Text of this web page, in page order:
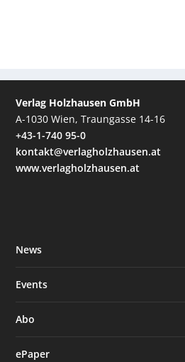
Verlag Holzhausen GmbH
A-1030 Wien, Traungasse 14-16
+43-1-740 95-0
kontakt@verlagholzhausen.at
www.verlagholzhausen.at
News
Events
Abo
ePaper